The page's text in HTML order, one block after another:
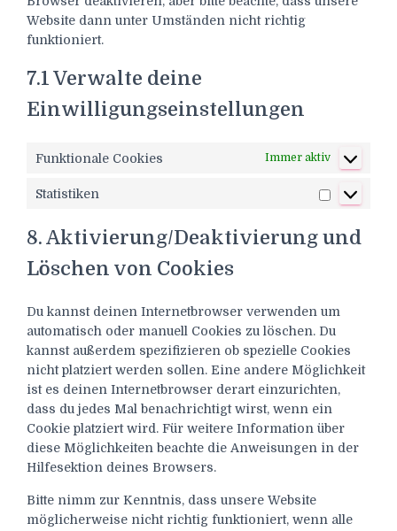
Website dann unter Umständen nicht richtig
funktioniert.
7.1 Verwalte deine
Einwilligungseinstellungen
Funktionale Cookies Immer aktiv
Statistiken Statistiken
8. Aktivierung/Deaktivierung und
Löschen von Cookies
Du kannst deinen Internetbrowser verwenden um
automatisch oder manuell Cookies zu löschen. Du
kannst außerdem spezifizieren ob spezielle Cookies
nicht platziert werden sollen. Eine andere Möglichkeit
ist es deinen Internetbrowser derart einzurichten,
dass du jedes Mal benachrichtigt wirst, wenn ein
Cookie platziert wird. Für weitere Information über
diese Möglichkeiten beachte die Anweisungen in der
Hilfesektion deines Browsers.
Bitte nimm zur Kenntnis, dass unsere Website
möglicherweise nicht richtig funktioniert, wenn alle